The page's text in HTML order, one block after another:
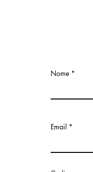
Nome
Email